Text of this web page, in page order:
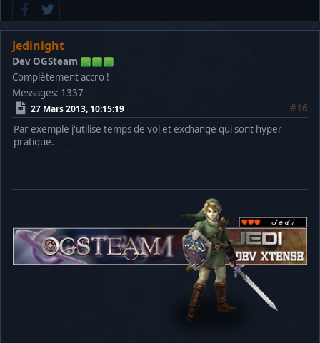
Jedinight
Dev OGSteam
Complètement accro !
Messages: 1337
27 Mars 2013, 10:15:19
#16
Par exemple j'utilise temps de vol et exchange qui sont hyper
pratique.